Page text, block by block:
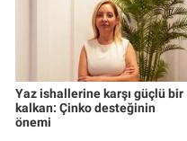
Yaz ishallerine karşı güçlü bir
kalkan: Çinko desteğinin
önemi